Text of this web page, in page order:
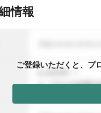
情報
ご登録いただくと、プ